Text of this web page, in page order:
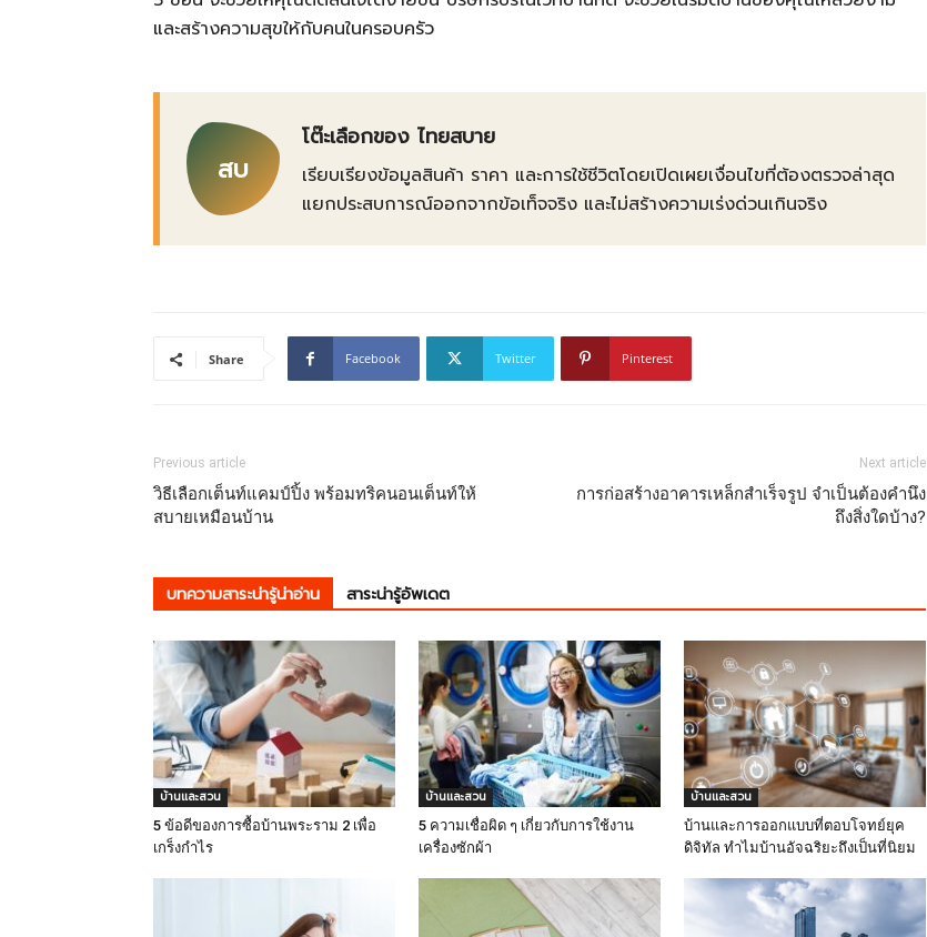
และสร้างความสุขให้กับคนในครอบครัว
สบ
โต๊ะเลือกของ ไทยสบาย
เรียบเรียงข้อมูลสินค้า ราคา และการใช้ชีวิตโดยเปิดเผยเงื่อนไขที่ต้องตรวจล่าสุด
แยกประสบการณ์ออกจากข้อเท็จจริง และไม่สร้างความเร่งด่วนเกินจริง
Share Facebook Twitter Pinterest
Previous article
วิธีเลือกเต็นท์แคมป์ปิ้ง พร้อมทริคนอนเต็นท์ให้
สบายเหมือนบ้าน
Next article
การก่อสร้างอาคารเหล็กสำเร็จรูป จำเป็นต้องคำนึง
ถึงสิ่งใดบ้าง?
บทความสาระน่ารู้น่าอ่าน สาระน่ารู้อัพเดต
บ้านและสวน
5 ข้อดีของการซื้อบ้านพระราม 2 เพื่อ
เกร็งกำไร
บ้านและสวน
5 ความเชื่อผิด ๆ เกี่ยวกับการใช้งาน
เครื่องซักผ้า
บ้านและสวน
บ้านและการออกแบบที่ตอบโจทย์ยุค
ดิจิทัล ทำไมบ้านอัจฉริยะถึงเป็นที่นิยม